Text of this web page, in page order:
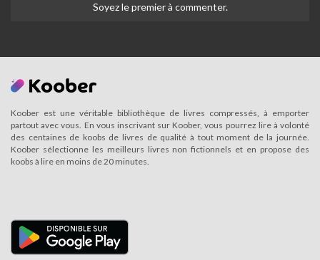
Soyez le premier à commenter.
Koober est une véritable bibliothèque de livres compressés, à emporter
partout avec vous. En vous inscrivant sur Koober, vous pourrez lire à volonté
des centaines de koobs de livres de qualité à tout moment de la journée.
Koober sélectionne les meilleurs livres non fictionnels et en propose des
koobs à lire en moins de 20 minutes.